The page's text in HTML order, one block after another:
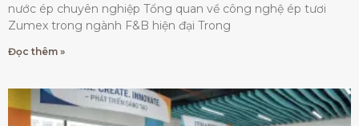
nước ép chuyên nghiệp Tổng quan về công nghệ ép tươi
Zumex trong ngành F&B hiện đại Trong
Đọc thêm »